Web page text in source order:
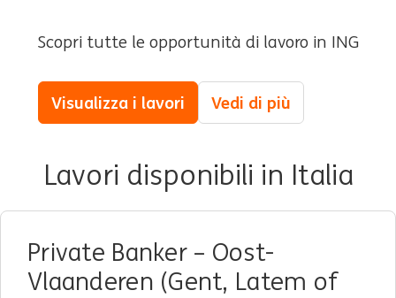
Scopri tutte le opportunità di lavoro in ING
Visualizza i lavori Vedi di più
Lavori disponibili in Italia
Private Banker – Oost-
Vlaanderen (Gent, Latem of